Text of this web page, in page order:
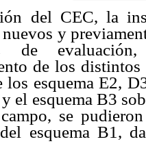
del CEC, la
y
de
de los distintos
los esquema E2,
el esquema B3
se
esquema B1,